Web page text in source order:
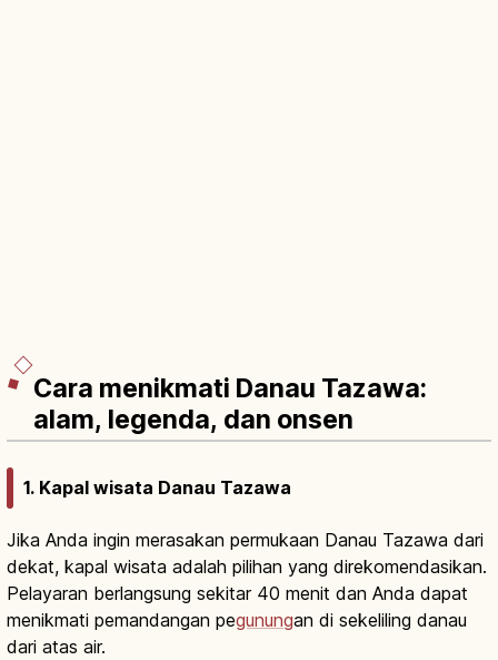
Cara menikmati Danau Tazawa:
alam, legenda, dan onsen
1. Kapal wisata Danau Tazawa
Jika Anda ingin merasakan permukaan Danau Tazawa dari
dekat, kapal wisata adalah pilihan yang direkomendasikan.
Pelayaran berlangsung sekitar 40 menit dan Anda dapat
menikmati pemandangan pegunungan di sekeliling danau
dari atas air.